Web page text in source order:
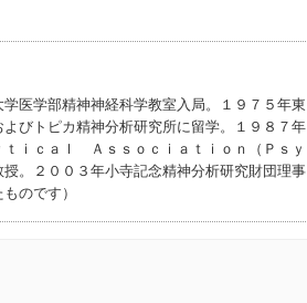
医学部精神神経科学教室入局。１９７５年東
びトピカ精神分析研究所に留学。１９８７年
ｉｃａｌ Ａｓｓｏｃｉａｔｉｏｎ（Ｐｓｙ
。２００３年小寺記念精神分析研究財団理事
のです）